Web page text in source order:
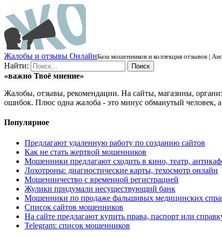
Жалобы и отзывы ОнлайнБаза мошенников и коллекция отзывов |
Найти:
«важно Твоё мнение»
Жалобы, отзывы, рекомендации. На сайты, магазины,
ошибок. Плюс одна жалоба - это минус обманутый человек,
Популярное
Предлагают удаленную работу по созданию сайтов
Как не стать жертвой мошенников
Мошенники предлагают сходить в кино, театр,
Лохотроны: диагностические карты, техосмотр онлайн
Мошенничество с временной регистрацией
Жулики придумали несуществующий банк
Мошенники по продаже фальшивых медицинских
Список сайтов мошенников
На сайте предлагают купить права, паспорт или
Telegram: список мошенников